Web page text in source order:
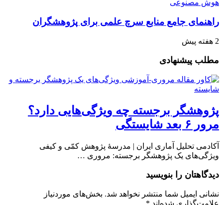
راهنمای جامع منابع سرچ علمی برای پژوهشگران
2 هفته پیش
مطلب پیشنهادی
پژوهشگر برجسته چه ویژگی‌هایی دارد؟
مرور ۶ بعد شایستگی
آکادمی تحلیل آماری ایران | مدرسهٔ پژوهش کمّی و کیفی
ویژگی‌های یک پژوهشگر برجسته: مروری …
دیدگاهتان را بنویسید
نشانی ایمیل شما منتشر نخواهد شد. بخش‌های موردنیاز
علامت‌گذاری شده‌اند *